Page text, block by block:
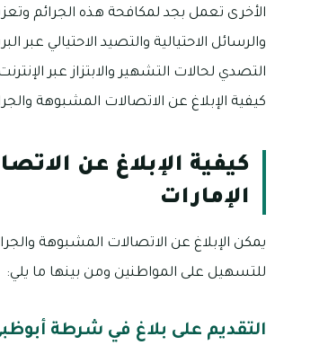
الأخرى تعمل بجد لمكافحة هذه الجرائم وتعزيز
والرسائل الاحتيالية والتصيد الاحتيالي عبر
التصدي لحالات التشهير والابتزاز عبر
كيفية الإبلاغ عن الاتصالات المشبوهة
كيفية الإبلاغ عن
الإمارات
يمكن الإبلاغ عن الاتصالات المشبوهة
للتسهيل على المواطنين ومن بينها ما يلي:
التقديم على بلاغ في شرطة